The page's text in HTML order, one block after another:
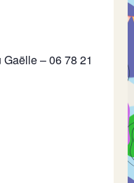
– 06 78 21